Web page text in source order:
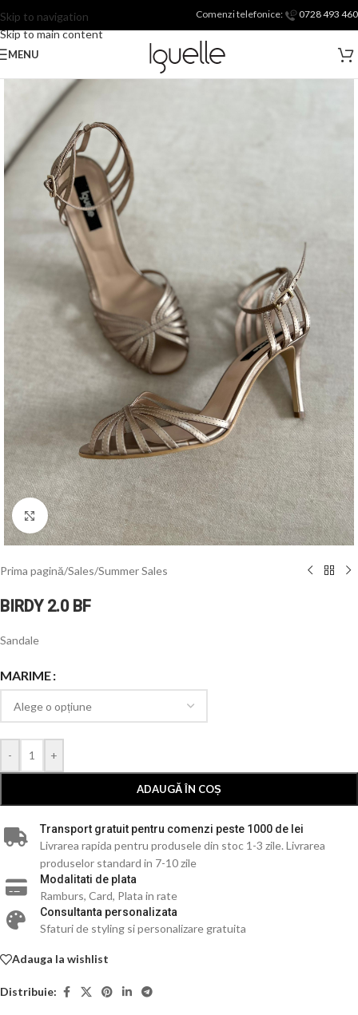
Skip to navigation
Skip to main content
Comenzi telefonice: 0728 493 460
MENU
Click to enlarge
Prima pagină/Sales/Summer Sales
BIRDY 2.0 BF
Sandale
MARIME
- +
ADAUGĂ ÎN COȘ
Transport gratuit pentru comenzi peste 1000 de lei
Livrarea rapida pentru produsele din stoc 1-3 zile. Livrarea
produselor standard in 7-10 zile
Modalitati de plata
Ramburs, Card, Plata in rate
Consultanta personalizata
Sfaturi de styling si personalizare gratuita
Adauga la wishlist
Distribuie: